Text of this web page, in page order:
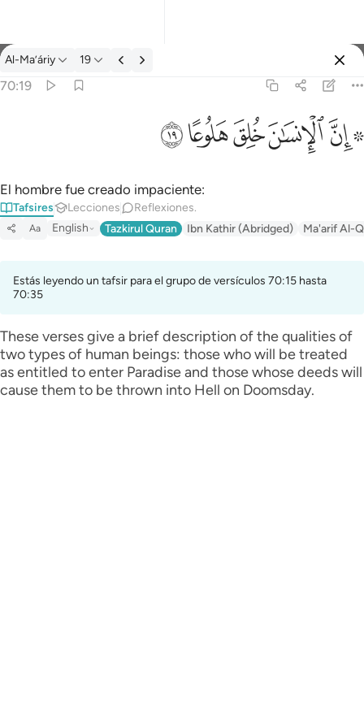
Tafsir: Al-Ma’áriy 70:19
Al-Ma’áriy 19
70:19
ﱪ ﱫﱬﱭﱮﱯ
El hombre fue creado impaciente:
Tafsires Lecciones Reflexiones.
Aa English Tazkirul Quran Ibn Kathir (Abridged) Ma'arif Al-
Estás leyendo un tafsir para el grupo de versículos 70:15 hasta
70:35
These verses give a brief description of the qualities of
two types of human beings: those who will be treated
as entitled to enter Paradise and those whose deeds will
cause them to be thrown into Hell on Doomsday.